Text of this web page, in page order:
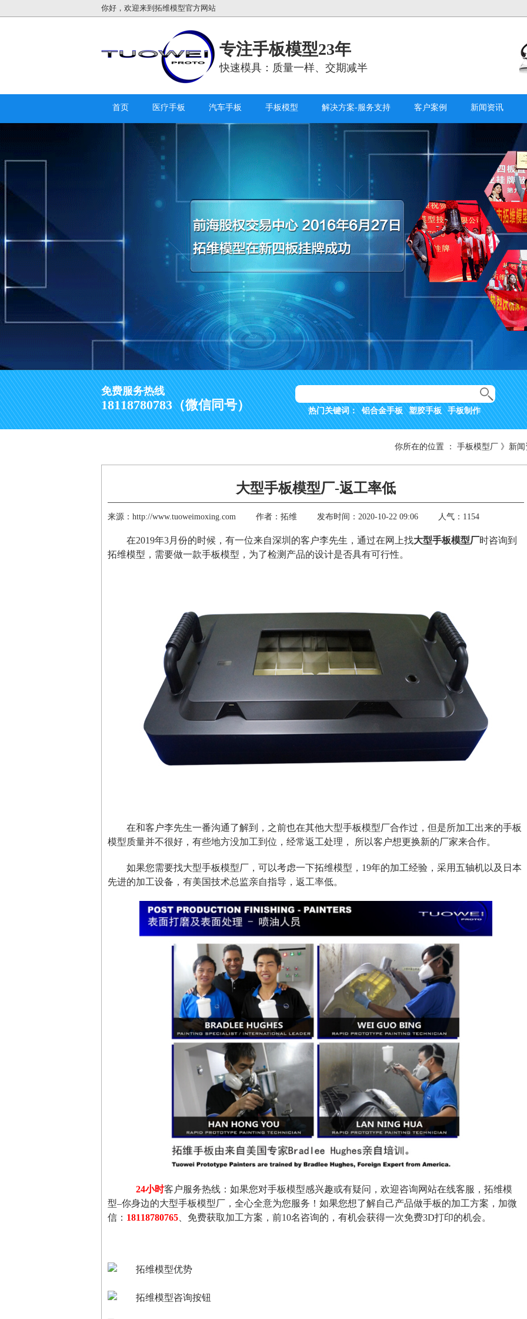
你好，欢迎来到拓维模型官方网站
专注手板模型23年
快速模具：质量一样、交期减半
首页 医疗手板 汽车手板 手板模型 解决方案-服务支持 客户案例 新闻资讯
免费服务热线
18118780783（微信同号） 热门关键词： 铝合金手板 塑胶手板 手板制作
你所在的位置 ： 手板模型厂 》 新
大型手板模型厂-返工率低
来源：http://www.tuoweimoxing.com 作者：拓维 发布时间：2020-10-22 09:06 人气：1154
在2019年3月份的时候，有一位来自深圳的客户李先生，通过在网上找大型手板模型厂时咨询到
拓维模型，需要做一款手板模型，为了检测产品的设计是否具有可行性。
在和客户李先生一番沟通了解到，之前也在其他大型手板模型厂合作过，但是所加工出来的手板
模型质量并不很好，有些地方没加工到位，经常返工处理， 所以客户想更换新的厂家来合作。
如果您需要找大型手板模型厂，可以考虑一下拓维模型，19年的加工经验，采用五轴机以及日本
先进的加工设备，有美国技术总监亲自指导，返工率低。
24小时客户服务热线：如果您对手板模型感兴趣或有疑问，欢迎咨询网站在线客服，拓维模
型–你身边的大型手板模型厂，全心全意为您服务！如果您想了解自己产品做手板的加工方案，加微
信： 18118780765 、免费获取加工方案，前10名咨询的，有机会获得一次免费3D打印的机会。